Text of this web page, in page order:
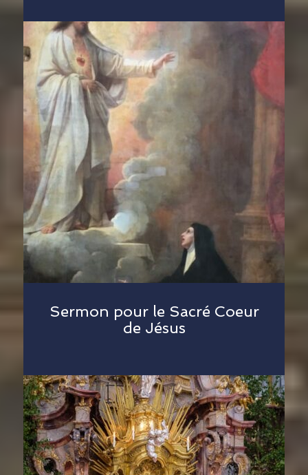
Sermon pour le Sacré Coeur
de Jésus